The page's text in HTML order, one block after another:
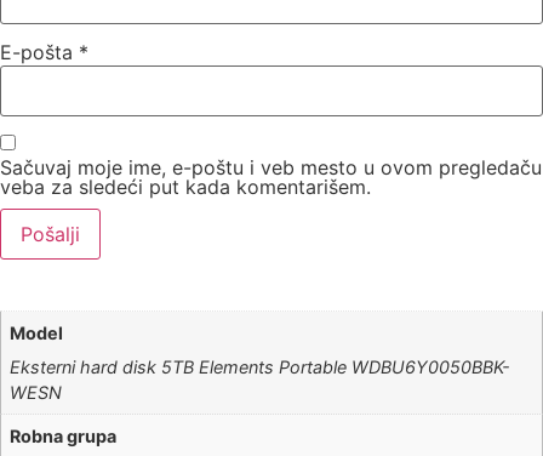
E-pošta *
Sačuvaj moje ime, e-poštu i veb mesto u ovom pregledaču
veba za sledeći put kada komentarišem.
Model
Eksterni hard disk 5TB Elements Portable WDBU6Y0050BBK-
WESN
Robna grupa